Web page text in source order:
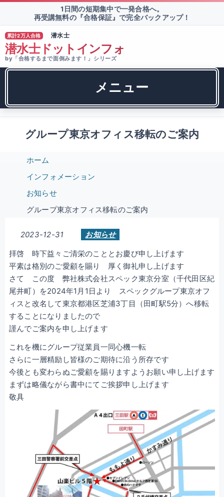
1日間の短期集中で一発合格へ。
再受講無料の『合格保証』で完全バックアップ！
累計2万人合格 潜水士
潜水士ドットインフォ
by「合格するまで面倒みます！」シリーズ
メニュー
グループ東京オフィス移転のご案内
ホーム
インフォメーション
お知らせ
グループ東京オフィス移転のご案内
2023-12-31
お知らせ
拝啓 時下益々ご清栄のこととお慶び申し上げます
平素は格別のご愛顧を賜り 厚く御礼申し上げます
さて この度 弊社株式会社スペック東京分室（千代田区紀
尾井町）を2024年1月1日より スペックグループ東京オフ
ィスと改名して東京都港区芝浦3丁目（田町駅5分）へ移転
することになりましたので
謹んでご案内を申し上げます
これを機にグループ従業員一同心機一転
さらに一層精励し皆様のご期待に沿う所存です
今後とも変わらぬご愛顧を賜りますようお願い申し上げます
まずは略儀ながら書中にてご挨拶申し上げます
敬具